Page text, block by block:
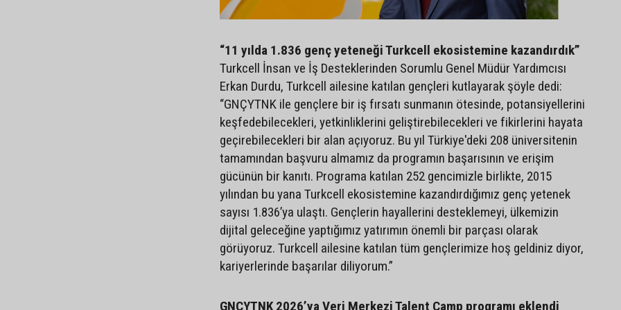
“11 yılda 1.836 genç yeteneği Turkcell ekosistemine kazandırdık”
Turkcell İnsan ve İş Desteklerinden Sorumlu Genel Müdür Yardımcısı
Erkan Durdu, Turkcell ailesine katılan gençleri kutlayarak şöyle dedi:
“GNÇYTNK ile gençlere bir iş fırsatı sunmanın ötesinde, potansiyellerini
keşfedebilecekleri, yetkinliklerini geliştirebilecekleri ve fikirlerini hayata
geçirebilecekleri bir alan açıyoruz. Bu yıl Türkiye'deki 208 üniversitenin
tamamından başvuru almamız da programın başarısının ve erişim
gücünün bir kanıtı. Programa katılan 252 gencimizle birlikte, 2015
yılından bu yana Turkcell ekosistemine kazandırdığımız genç yetenek
sayısı 1.836’ya ulaştı. Gençlerin hayallerini desteklemeyi, ülkemizin
dijital geleceğine yaptığımız yatırımın önemli bir parçası olarak
görüyoruz. Turkcell ailesine katılan tüm gençlerimize hoş geldiniz diyor,
kariyerlerinde başarılar diliyorum.”
GNÇYTNK 2026’ya Veri Merkezi Talent Camp programı eklendi